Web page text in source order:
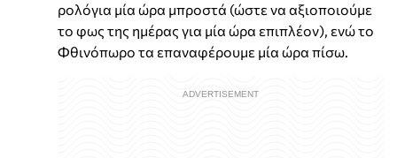
ρολόγια μία ώρα μπροστά (ώστε να αξιοποιούμε
το φως της ημέρας για μία ώρα επιπλέον), ενώ το
Φθινόπωρο τα επαναφέρουμε μία ώρα πίσω.